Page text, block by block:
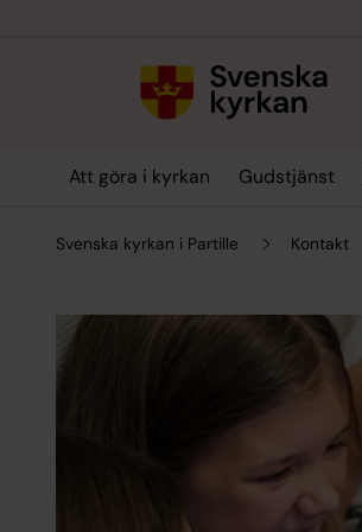
Att göra i kyrkan Gudstjänst
Svenska kyrkan i Partille Kontakt